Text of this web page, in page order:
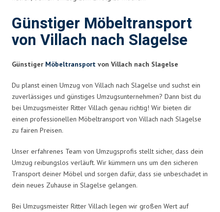
Günstiger Möbeltransport
von Villach nach Slagelse
Günstiger Möbeltransport von Villach nach Slagelse
Du planst einen Umzug von Villach nach Slagelse und suchst ein
zuverlässiges und günstiges Umzugsunternehmen? Dann bist du
bei Umzugsmeister Ritter Villach genau richtig! Wir bieten dir
einen professionellen Möbeltransport von Villach nach Slagelse
zu fairen Preisen.
Unser erfahrenes Team von Umzugsprofis stellt sicher, dass dein
Umzug reibungslos verläuft. Wir kümmern uns um den sicheren
Transport deiner Möbel und sorgen dafür, dass sie unbeschadet in
dein neues Zuhause in Slagelse gelangen.
Bei Umzugsmeister Ritter Villach legen wir großen Wert auf